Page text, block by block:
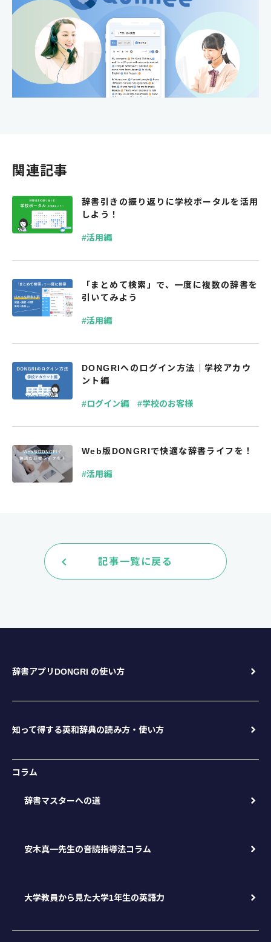
関連記事
辞書引きの振り返りに学校ポータルを活用
しよう！
#活用編
「まとめて検索」で、一度に複数の辞書を
引いてみよう
#活用編
DONGRIへのログイン方法｜学校アカウ
ント編
#ログイン編 #学校のお客様
Web版DONGRIで快適な辞書ライフを！
#活用編
keyboard_arrow_left 記事一覧に戻る
辞書アプリDONGRI の使い方
知って得する英和辞典の読み方・使い方
コラム
辞書マスターへの道
安木真一先生の音読指導法コラム
大学教員から見た大学1年生の英語力